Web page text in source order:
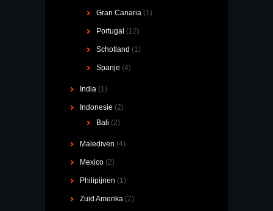
Gran Canaria (1)
Portugal (12)
Schotland (1)
Spanje (4)
India (1)
Indonesie (2)
Bali (2)
Malediven (4)
Mexico (2)
Philipijnen (1)
Zuid Amerika (2)